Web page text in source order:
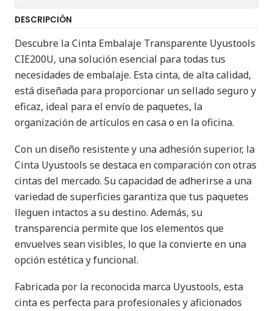
DESCRIPCIÓN
Descubre la Cinta Embalaje Transparente Uyustools
CIE200U, una solución esencial para todas tus
necesidades de embalaje. Esta cinta, de alta calidad,
está diseñada para proporcionar un sellado seguro y
eficaz, ideal para el envío de paquetes, la
organización de artículos en casa o en la oficina.
Con un diseño resistente y una adhesión superior, la
Cinta Uyustools se destaca en comparación con otras
cintas del mercado. Su capacidad de adherirse a una
variedad de superficies garantiza que tus paquetes
lleguen intactos a su destino. Además, su
transparencia permite que los elementos que
envuelves sean visibles, lo que la convierte en una
opción estética y funcional.
Fabricada por la reconocida marca Uyustools, esta
cinta es perfecta para profesionales y aficionados